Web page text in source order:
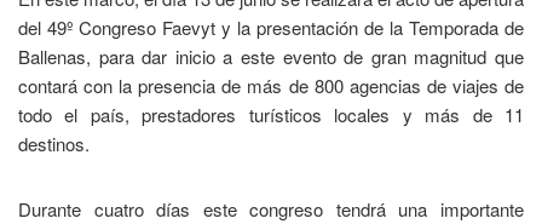
del 49º Congreso Faevyt y la presentación de la Temporada de
Ballenas, para dar inicio a este evento de gran magnitud que
contará con la presencia de más de 800 agencias de viajes de
todo el país, prestadores turísticos locales y más de 11
destinos.
Durante cuatro días este congreso tendrá una importante